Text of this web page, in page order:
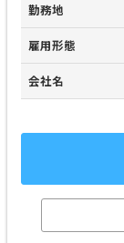
勤務地
雇用形態
会社名